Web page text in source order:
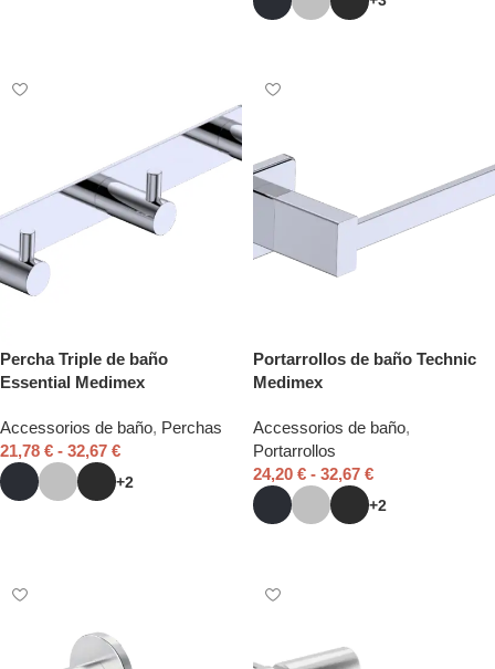
Percha Triple de baño
Essential Medimex
Accessorios de baño, Perchas
21,78 € - 32,67 €
+2
Portarrollos de baño Technic
Medimex
Accessorios de baño,
Portarrollos
24,20 € - 32,67 €
+2